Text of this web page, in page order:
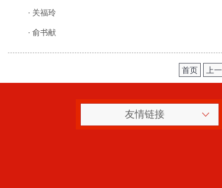
· 关福玲
· 俞书献
首页 上
友情链接